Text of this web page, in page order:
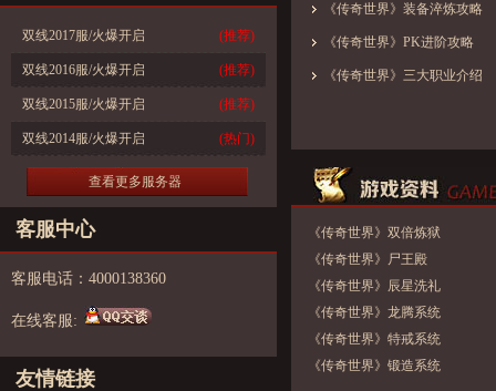
双线2017服/火爆开启 (推荐)
双线2016服/火爆开启 (推荐)
双线2015服/火爆开启 (推荐)
双线2014服/火爆开启 (热门)
查看更多服务器
客服中心
客服电话：4000138360
在线客服:
友情链接
《传奇世界》装备淬炼攻略
《传奇世界》PK进阶攻略
《传奇世界》三大职业介绍
《传奇世界》双倍炼狱
《传奇世界》尸王殿
《传奇世界》辰星洗礼
《传奇世界》龙腾系统
《传奇世界》特戒系统
《传奇世界》锻造系统